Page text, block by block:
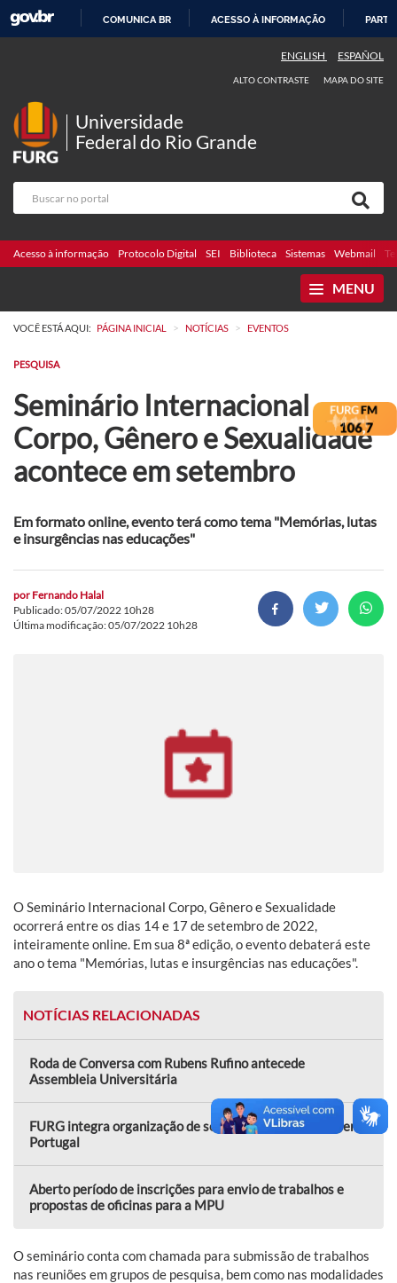
COMUNICA BR ACESSO À INFORMAÇÃO
ENGLISH ESPAÑOL
ALTO CONTRASTE MAPA DO SITE
Universidade
Federal do Rio Grande
Acesso à informação Protocolo Digital SEI Biblioteca Sistemas Webmail
MENU
VOCÊ ESTÁ AQUI: PÁGINA INICIAL > NOTÍCIAS > EVENTOS
PESQUISA
Seminário Internacional
Corpo, Gênero e Sexualidade
acontece em setembro
Em formato online, evento terá como tema "Memórias, lutas
e insurgências nas educações"
por Fernando Halal
Publicado: 05/07/2022 10h28
Última modificação: 05/07/2022 10h28
O Seminário Internacional Corpo, Gênero e Sexualidade
ocorrerá entre os dias 14 e 17 de setembro de 2022,
inteiramente online. Em sua 8ª edição, o evento debaterá este
ano o tema "Memórias, lutas e insurgências nas educações".
NOTÍCIAS RELACIONADAS
Roda de Conversa com Rubens Rufino antecede
Assembleia Universitária
FURG integra organização de seminário internacional em
Portugal
Aberto período de inscrições para envio de trabalhos e
propostas de oficinas para a MPU
O seminário conta com chamada para submissão de trabalhos
nas reuniões em grupos de pesquisa, bem como nas modalidades